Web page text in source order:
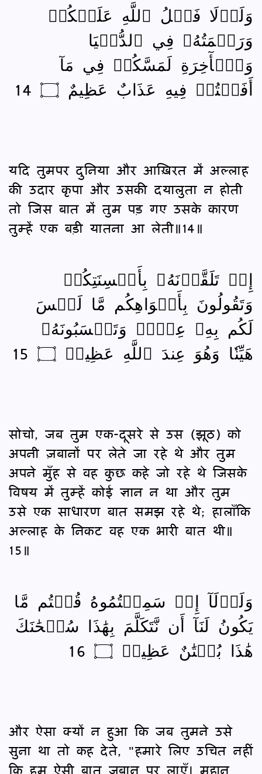
وَلَوۡلَا فَضۡلُ ٱللَّهِ عَلَيۡكُمۡ
وَرَحۡمَتُهُۥ فِي ٱلدُّنۡيَا
وَٱلۡأٓخِرَةِ لَمَسَّكُمۡ فِي مَآ
أَفَضۡتُمۡ فِيهِ عَذَابٌ عَظِيمٌ ۝ 14
यदि तुमपर दुनिया और आख़िरत में अल्लाह
की उदार कृपा और उसकी दयालुता न होती
तो जिस बात में तुम पड़ गए उसके कारण
तुम्हें एक बड़ी यातना आ लेती॥14॥
إِذۡ تَلَقَّوۡنَهُۥ بِأَلۡسِنَتِكُمۡ
وَتَقُولُونَ بِأَفۡوَاهِكُم مَّا لَيۡسَ
لَكُم بِهِۦ عِلۡمٞ وَتَحۡسَبُونَهُۥ
هَيِّنٗا وَهُوَ عِندَ ٱللَّهِ عَظِيمٞ ۝ 15
सोचो, जब तुम एक-दूसरे से उस (झूठ) को
अपनी ज़बानों पर लेते जा रहे थे और तुम
अपने मुँह से वह कुछ कहे जो रहे थे जिसके
विषय में तुम्हें कोई ज्ञान न था और तुम
उसे एक साधारण बात समझ रहे थे; हालाँकि
अल्लाह के निकट वह एक भारी बात थी॥
15॥
وَلَوۡلَآ إِذۡ سَمِعۡتُمُوهُ قُلۡتُم مَّا
يَكُونُ لَنَآ أَن نَّتَكَلَّمَ بِهَٰذَا سُبۡحَٰنَكَ
هَٰذَا بُهۡتَٰنٌ عَظِيمٞ ۝ 16
और ऐसा क्यों न हुआ कि जब तुमने उसे
सुना था तो कह देते, "हमारे लिए उचित नहीं
कि हम ऐसी बात ज़बान पर लाएँ। महान